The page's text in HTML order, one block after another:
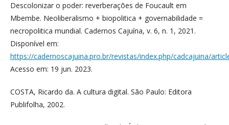
Descolonizar o poder: reverberações de Foucault em
Mbembe. Neoliberalismo + biopolitica + governabilidade =
necropolitica mundial. Cadernos Cajuína, v. 6, n. 1, 2021.
Disponível em:
https://cadernoscajuina.pro.br/revistas/index.php/cadcajuina/
Acesso em: 19 jun. 2023.
COSTA, Ricardo da. A cultura digital. São Paulo: Editora
Publifolha, 2002.